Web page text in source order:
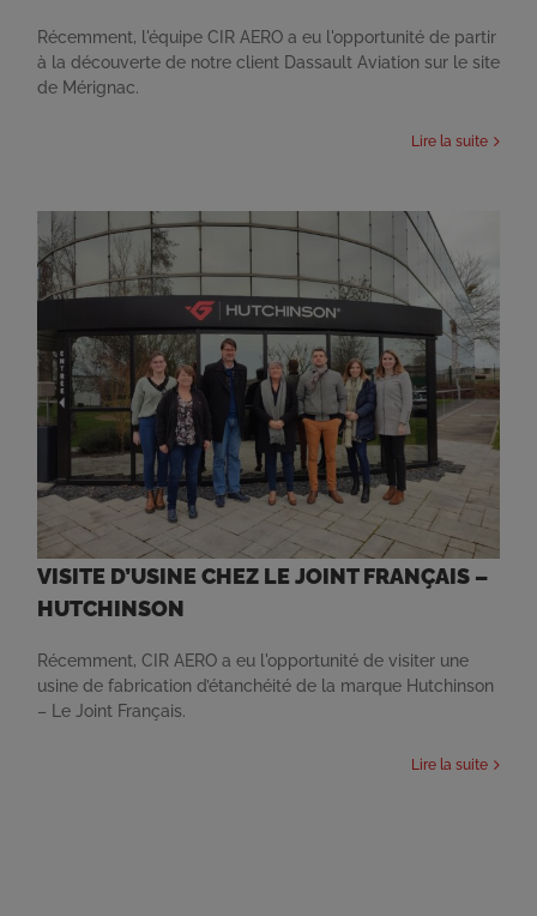
Récemment, l'équipe CIR AERO a eu l'opportunité de partir
à la découverte de notre client Dassault Aviation sur le site
de Mérignac.
Lire la suite
VISITE D’USINE CHEZ LE JOINT FRANÇAIS –
HUTCHINSON
Récemment, CIR AERO a eu l'opportunité de visiter une
usine de fabrication d’étanchéité de la marque Hutchinson
– Le Joint Français.
Lire la suite